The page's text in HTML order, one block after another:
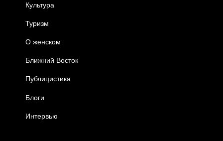
Культура
Туризм
О женском
Ближний Восток
Публицистика
Блоги
Интервью